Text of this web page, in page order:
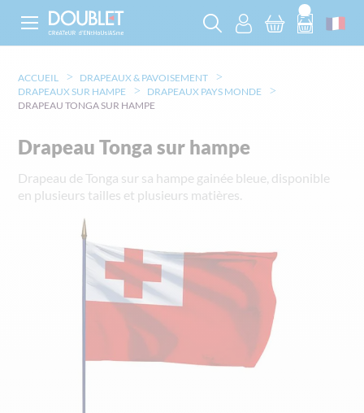
ACCUEIL
DRAPEAUX & PAVOISEMENT
DRAPEAUX SUR HAMPE
DRAPEAUX PAYS MONDE
DRAPEAU TONGA SUR HAMPE
Drapeau Tonga sur hampe
Drapeau de Tonga sur sa hampe gainée bleue, disponible
en plusieurs tailles et plusieurs matières.